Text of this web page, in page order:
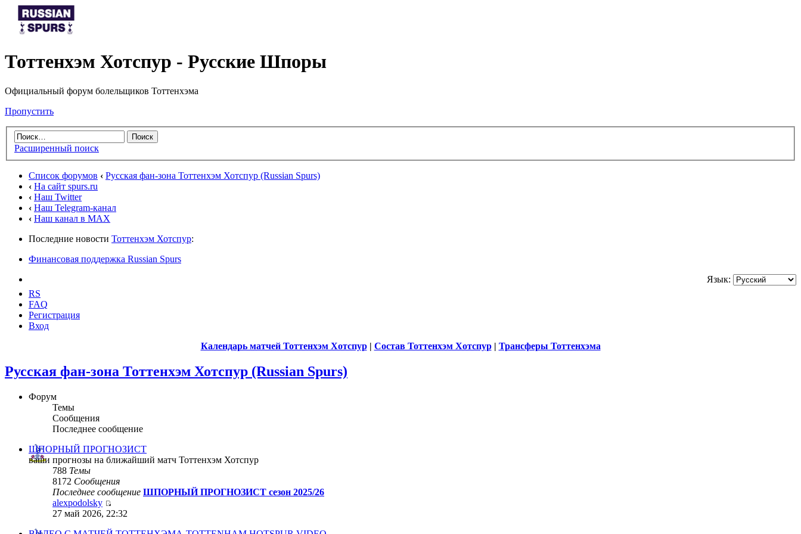
Тоттенхэм Хотспур - Русские Шпоры
Официальный форум болельщиков Тоттенхэма
Пропустить
Расширенный поиск
Список форумов ‹ Русская фан-зона Тоттенхэм Хотспур (Russian Spurs)
‹ На сайт spurs.ru
‹ Наш Twitter
‹ Наш Telegram-канал
‹ Наш канал в MAX
Последние новости Тоттенхэм Хотспур:
Финансовая поддержка Russian Spurs
Язык:
RS
FAQ
Регистрация
Вход
Календарь матчей Тоттенхэм Хотспур| Состав Тоттенхэм Хотспур| Трансферы Тоттенхэма
Русская фан-зона Тоттенхэм Хотспур (Russian Spurs)
Форум
Темы
Сообщения
Последнее сообщение
ШПОРНЫЙ ПРОГНОЗИСТ
ваши прогнозы на ближайший матч Тоттенхэм Хотспур
788 Темы
8172 Сообщения
Последнее сообщение ШПОРНЫЙ ПРОГНОЗИСТ сезон 2025/26
alexpodolsky
27 май 2026, 22:32